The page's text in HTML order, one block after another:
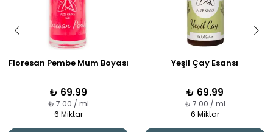
Floresan Pembe Mum Boyası
₺ 69.99
₺ 7.00 / ml
6 Miktar
Yeşil Çay Esansı
₺ 69.99
₺ 7.00 / ml
6 Miktar